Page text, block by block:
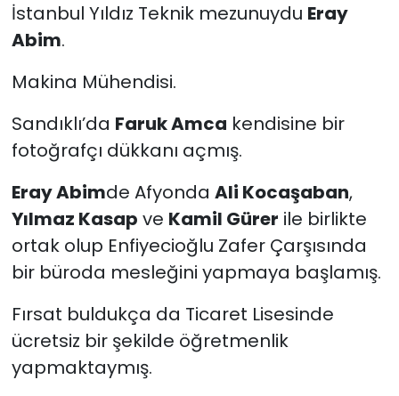
İstanbul Yıldız Teknik mezunuydu Eray
Abim.
Makina Mühendisi.
Sandıklı’da Faruk Amca kendisine bir
fotoğrafçı dükkanı açmış.
Eray Abimde Afyonda Ali Kocaşaban,
Yılmaz Kasap ve Kamil Gürer ile birlikte
ortak olup Enfiyecioğlu Zafer Çarşısında
bir büroda mesleğini yapmaya başlamış.
Fırsat buldukça da Ticaret Lisesinde
ücretsiz bir şekilde öğretmenlik
yapmaktaymış.